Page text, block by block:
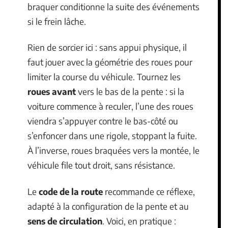
braquer conditionne la suite des événements
si le frein lâche.
Rien de sorcier ici : sans appui physique, il
faut jouer avec la géométrie des roues pour
limiter la course du véhicule. Tournez les
roues avantvers le bas de la pente : si la
voiture commence à reculer, l’une des roues
viendra s’appuyer contre le bas-côté ou
s’enfoncer dans une rigole, stoppant la fuite.
À l’inverse, roues braquées vers la montée, le
véhicule file tout droit, sans résistance.
Le code de la route recommande ce réflexe,
adapté à la configuration de la pente et au
sens de circulation. Voici, en pratique :